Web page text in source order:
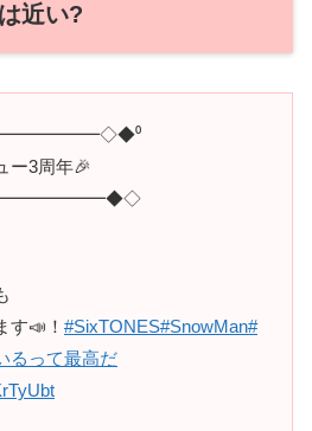
近い?
ー3周年🎉
す📣！ #SixTONES#SnowMan#
るって最高だ